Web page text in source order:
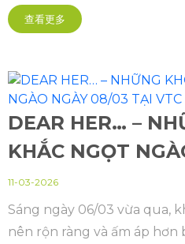
查看更多
DEAR HER… –
KHẮC NGỌT
TẠI VTC MOBILE
11-03-2026
Sáng ngày 06/03 vừa qua,
nên rộn ràng và ấm áp hơn